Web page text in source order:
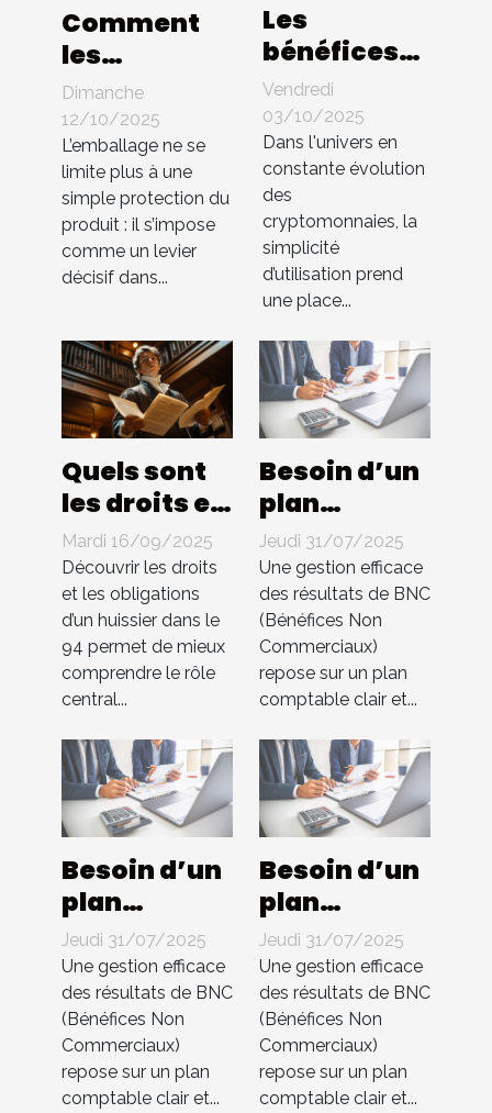
Comment
les
innovations
en
packaging
influencent-
elles les
ventes ?
Dimanche
12/10/2025
L’emballage ne se
limite plus à une
simple protection du
produit : il s’impose
comme un levier
décisif dans...
Les
bénéfices
d'une
interface
utilisateur
intuitive
dans les
échanges
de cryptos
Vendredi
03/10/2025
Dans l'univers en
constante évolution
des
cryptomonnaies, la
simplicité
d’utilisation prend
une place...
Quels sont
les droits et
les
obligations
d'un
huissier
dans le 94 ?
Mardi 16/09/2025
Découvrir les droits
et les obligations
d’un huissier dans le
94 permet de mieux
comprendre le rôle
central...
Besoin d’un
plan
comptable
pour BNC ?
Compta 4
You
s’occupe de
tout !
Jeudi 31/07/2025
Une gestion efficace
des résultats de BNC
(Bénéfices Non
Commerciaux)
repose sur un plan
comptable clair et...
Besoin d’un
plan
comptable
pour BNC ?
Compta 4
You
s’occupe de
tout !
Jeudi 31/07/2025
Une gestion efficace
des résultats de BNC
(Bénéfices Non
Commerciaux)
repose sur un plan
comptable clair et...
Besoin d’un
plan
comptable
pour BNC ?
Compta 4
You
s’occupe de
tout !
Jeudi 31/07/2025
Une gestion efficace
des résultats de BNC
(Bénéfices Non
Commerciaux)
repose sur un plan
comptable clair et...